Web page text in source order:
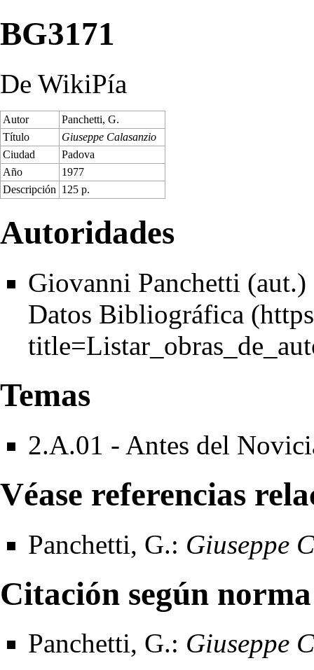
BG3171
De WikiPía
Autor
Panchetti, G.
Título
Giuseppe Calasanzio
Ciudad
Padova
Año
1977
Descripción 125 p.
Autoridades
Giovanni Panchetti (aut.)
Datos Bibliográfica
Temas
2.A.01 - Antes del
Véase referencias
Panchetti, G.: Giuseppe
Citación según
Panchetti, G.: Giuseppe